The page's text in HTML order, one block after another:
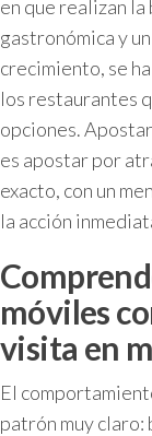
en que realizan
gastronómica y
crecimiento, se
los restaurantes
opciones.
es apostar por
exacto, con un
la acción
móviles
visita en
El
patrón muy claro: